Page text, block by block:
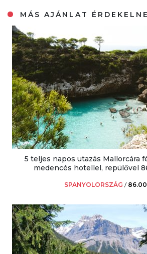
MÁS AJÁNLAT
5 teljes napos utazás Mallorcára
medencés hotellel, repülővel
SPANYOLORSZÁG /